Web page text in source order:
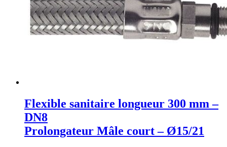
Flexible sanitaire longueur 300 mm –
DN8
Prolongateur Mâle court – Ø15/21